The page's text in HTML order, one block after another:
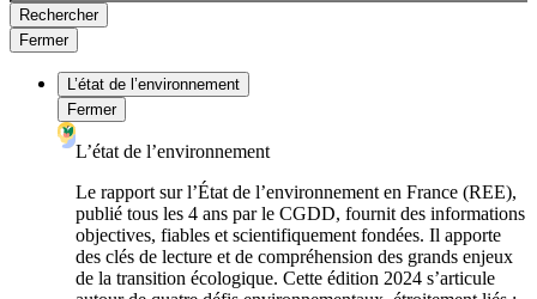
Rechercher
Fermer
L’état de l’environnement
Fermer
L’état de l’environnement
Le rapport sur l’État de l’environnement en France (REE),
publié tous les 4 ans par le CGDD, fournit des informations
objectives, fiables et scientifiquement fondées. Il apporte
des clés de lecture et de compréhension des grands enjeux
de la transition écologique. Cette édition 2024 s’articule